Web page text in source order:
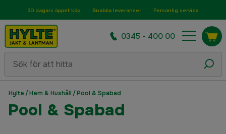
30 dagars öppet köp Snabba leveranser Personlig service
0345 - 400 00
Hylte /Hem & Hushåll /Pool & Spabad
Pool & Spabad